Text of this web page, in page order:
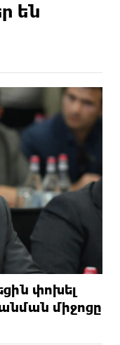
են
փոխել
միջոցը